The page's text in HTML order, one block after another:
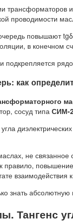
проводимости
повышают
в конечном
подкрепляется
как
сосуд типа СИМ-
не связанное
знать
Тангенс